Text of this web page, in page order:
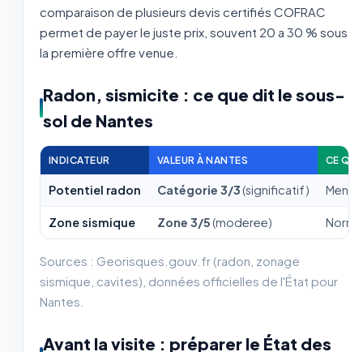
comparaison de plusieurs devis certifiés COFRAC
permet de payer le juste prix, souvent 20 a 30 % sous
la première offre venue.
Radon, sismicite : ce que dit le sous-
sol de Nantes
INDICATEUR VALEUR À NANTES CE
Potentiel radon Catégorie 3/3(significatif)
Zone sismique Zone 3/5(moderee)
Sources : Georisques.gouv.fr (radon, zonage
sismique, cavites), données officielles de l'État pour
Nantes.
Avant la visite : préparer le État des